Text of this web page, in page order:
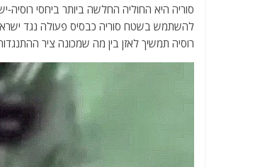
סוריה היא החוליה החלשה ביותר ביחסי
להשתמש בשטח סוריה כבסיס פעולה נגד
רוסיה תמשיך לאזן בין מה שמכונה ציר